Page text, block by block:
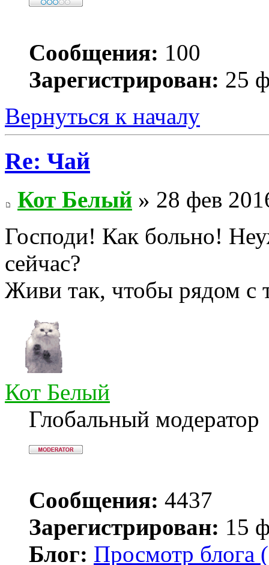
Сообщения: 100
Зарегистрирован: 25
Вернуться к началу
Re: Чай
Кот Белый » 28 фев
Господи! Как больно!
сейчас?
Живи так, чтобы рядом с
Кот Белый
Глобальный модератор
Сообщения: 4437
Зарегистрирован: 15
Блог: Просмотр блога